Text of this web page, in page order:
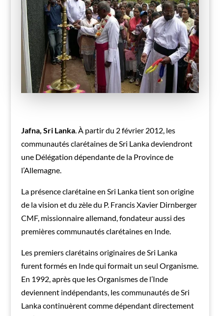
Jafna, Sri Lanka. À partir du 2 février 2012, les
communautés clarétaines de Sri Lanka deviendront
une Délégation dépendante de la Province de
l’Allemagne.
La présence clarétaine en Sri Lanka tient son origine
de la vision et du zèle du P. Francis Xavier Dirnberger
CMF, missionnaire allemand, fondateur aussi des
premières communautés clarétaines en Inde.
Les premiers clarétains originaires de Sri Lanka
furent formés en Inde qui formait un seul Organisme.
En 1992, après que les Organismes de l’Inde
deviennent indépendants, les communautés de Sri
Lanka continuèrent comme dépendant directement